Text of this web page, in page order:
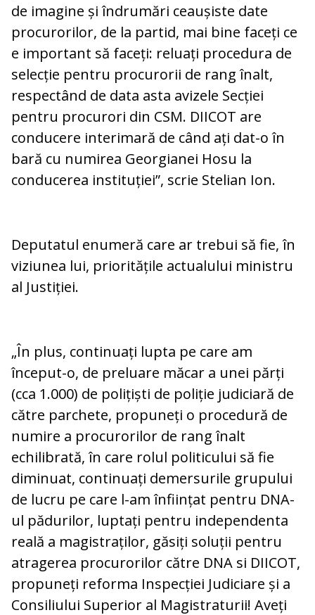
de imagine și îndrumări ceaușiste date
procurorilor, de la partid, mai bine faceți ce
e important să faceți: reluați procedura de
selecție pentru procurorii de rang înalt,
respectând de data asta avizele Secției
pentru procurori din CSM. DIICOT are
conducere interimară de când ați dat-o în
bară cu numirea Georgianei Hosu la
conducerea instituției”, scrie Stelian Ion.
Deputatul enumeră care ar trebui să fie, în
viziunea lui, prioritățile actualului ministru
al Justiției.
„În plus, continuați lupta pe care am
început-o, de preluare măcar a unei părți
(cca 1.000) de polițiști de poliție judiciară de
către parchete, propuneți o procedură de
numire a procurorilor de rang înalt
echilibrată, în care rolul politicului să fie
diminuat, continuați demersurile grupului
de lucru pe care l-am înființat pentru DNA-
ul pădurilor, luptați pentru independenta
reală a magistraților, găsiți soluții pentru
atragerea procurorilor către DNA si DIICOT,
propuneți reforma Inspecției Judiciare și a
Consiliului Superior al Magistraturii! Aveți